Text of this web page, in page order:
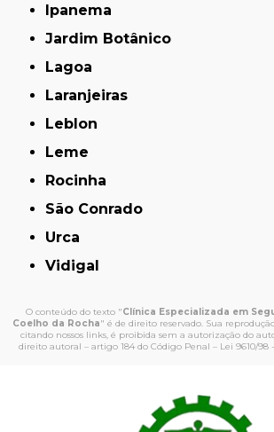
Ipanema
Jardim Botânico
Lagoa
Laranjeiras
Leblon
Leme
Rocinha
São Conrado
Urca
Vidigal
O conteúdo do texto "Clínica Especializada em
Coelho da Rocha" é de direito reservado. Sua
citando nossos links, é proibida sem a autorização do
direito autoral – artigo 184 do Código Penal – Lei 9610/98